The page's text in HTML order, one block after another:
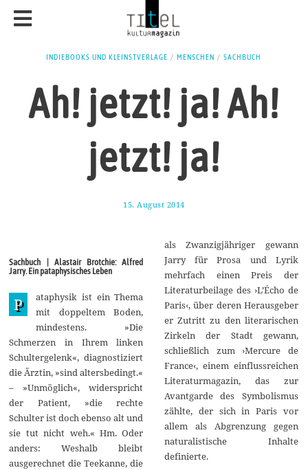
INDIEBOOKS UND KLEINSTVERLAGE / MENSCHEN / SACHBUCH
Ah! jetzt! ja! Ah!
jetzt! ja!
15. August 2014
e
e
m
b
e
r
0
1
Sachbuch | Alastair Brotchie: Alfred
Jarry. Ein pataphysisches Leben
P
ataphysik ist ein Thema
mit doppeltem Boden,
mindestens. »Die
Schmerzen in Ihrem linken
Schultergelenk«, diagnostiziert
die Ärztin, »sind altersbedingt.«
– »Unmöglich«, widerspricht
der Patient, »die rechte
Schulter ist doch ebenso alt und
sie tut nicht weh.« Hm. Oder
anders: Weshalb bleibt
ausgerechnet die Teekanne, die
als Zwanzigjähriger gewann
Jarry für Prosa und Lyrik
mehrfach einen Preis der
Literaturbeilage des ›L’Écho de
Paris‹, über deren Herausgeber
er Zutritt zu den literarischen
Zirkeln der Stadt gewann,
schließlich zum ›Mercure de
France‹, einem einflussreichen
Literaturmagazin, das zur
Avantgarde des Symbolismus
zählte, der sich in Paris vor
allem als Abgrenzung gegen
naturalistische Inhalte
definierte.